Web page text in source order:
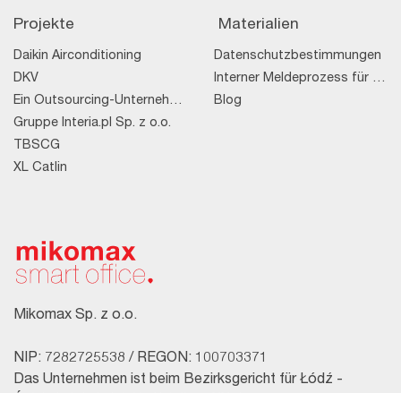
Mikomax Sp. z o.o.
NIP: 7282725538 / REGON: 100703371
Das Unternehmen ist beim Bezirksgericht für Łódź -
Projekte
Daikin Airconditioning
DKV
Ein Outsourcing-Unternehmen
Gruppe Interia.pl Sp. z o.o.
TBSCG
XL Catlin
Materialien
Datenschutzbestimmungen
Interner Meldeprozess für Rechtsverstöße
Blog